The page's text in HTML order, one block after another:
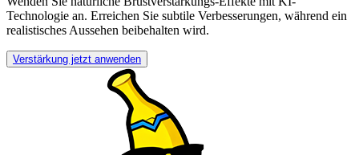
Technologie an. Erreichen Sie subtile Verbesserungen, während ein
realistisches Aussehen beibehalten wird.
Verstärkung jetzt anwenden